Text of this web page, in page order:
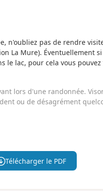
n'oubliez pas de rendre
La Mure). Éventuellement
le lac, pour cela vous
lors d'une randonnée.
ou de désagrément
Télécharger le PDF